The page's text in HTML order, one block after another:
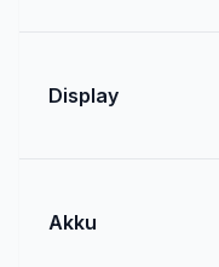
Display
Akku